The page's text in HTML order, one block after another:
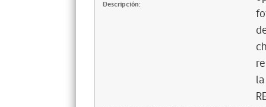
Descripción: